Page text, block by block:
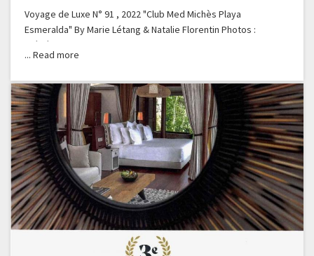
Voyage de Luxe N° 91 , 2022 "Club Med Michès Playa
Esmeralda" By Marie Létang & Natalie Florentin Photos :
Frédéric Ducout